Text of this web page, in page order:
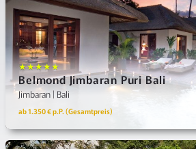
★★★★★
Belmond Jimbaran Puri Bali
Jimbaran | Bali
ab 1.350 € p.P. (Gesamtpreis)